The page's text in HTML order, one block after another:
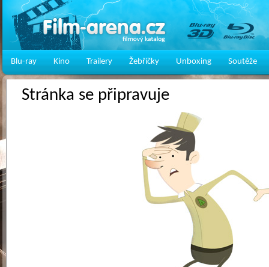
Blu-ray Kino Trailery Žebříčky Unboxing Soutěže
Stránka se připravuje